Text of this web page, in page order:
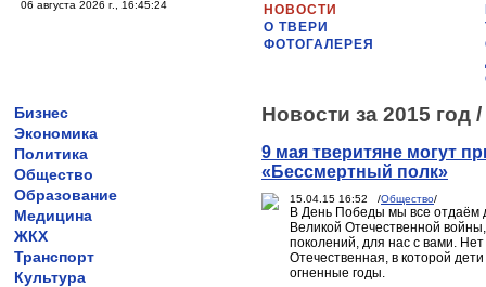
06 августа 2026 г., 16:45:24
НОВОСТИ
О ТВЕРИ
ФОТОГАЛЕРЕЯ
Бизнес
Экономика
Политика
Общество
Образование
Медицина
ЖКХ
Транспорт
Культура
Новости за 2015 год /
9 мая тверитяне могут
«Бессмертный полк»
15.04.15 16:52 /Общество/
В День Победы мы все отдаём
Великой Отечественной
поколений, для нас с вами.
Отечественная, в которой
огненные годы.